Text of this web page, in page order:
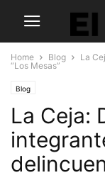
Home Blog
La
“Los Mesas”
Blog
La Ceja: